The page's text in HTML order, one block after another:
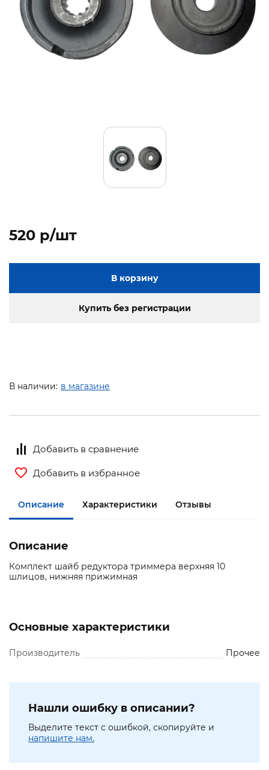
520 p/шт
В корзину
Купить без регистрации
В наличии: в магазине
Добавить в сравнение
Добавить в избранное
Описание Характеристики Отзывы
Описание
Комплект шайб редуктора триммера верхняя 10
шлицов, нижняя прижимная
Основные характеристики
Производитель Прочее
Нашли ошибку в описании?
Выделите текст с ошибкой, скопируйте и
напишите нам.